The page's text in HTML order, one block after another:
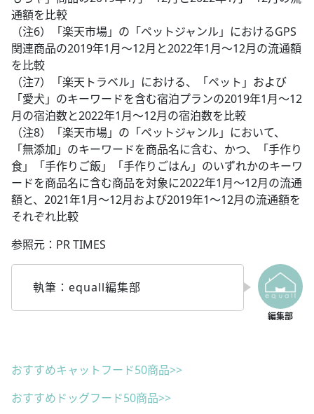
通額を比較
（注6）「楽天市場」の「ペットジャンル」におけるGPS
関連商品の2019年1月～12月と2022年1月～12月の流通額
を比較
（注7）「楽天トラベル」における、「ペット」および
「愛犬」のキーワードを含む宿泊プランの2019年1月～12
月の宿泊数と2022年1月～12月の宿泊数を比較
（注8）「楽天市場」の「ペットジャンル」において、
「無添加」のキーワードを商品名に含む、かつ、「手作り
食」「手作りご飯」「手作りごはん」のいずれかのキーワ
ードを商品名に含む商品を対象に2022年1月～12月の流通
額と、2021年1月～12月および2019年1～12月の流通額を
それぞれ比較
参照元：PR TIMES
執筆：equall編集部
おすすめキャットフード50商品>>
おすすめドッグフード50商品>>